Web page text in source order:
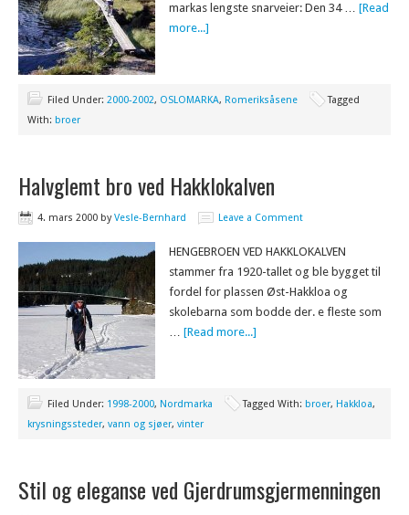
markas lengste snarveier: Den 34 … [Read
more...]
Filed Under: 2000-2002, OSLOMARKA, Romeriksåsene
Tagged
With: broer
Halvglemt bro ved Hakklokalven
4. mars 2000 byVesle-Bernhard Leave a Comment
HENGEBROEN VED HAKKLOKALVEN
stammer fra 1920-tallet og ble bygget til
fordel for plassen Øst-Hakkloa og
skolebarna som bodde der. e fleste som
… [Read more...]
Filed Under: 1998-2000, Nordmarka Tagged With: broer, Hakkloa,
krysningssteder, vann og sjøer, vinter
Stil og eleganse ved Gjerdrumsgjermenningen